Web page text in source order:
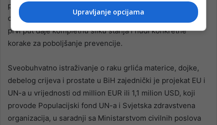
putu ka uspostavljanju organiziranih programa ranog
otkrivanja, a uz finansijsku podršku EU, ovo istraživanje
prvi put daje kompletnu sliku stanja i nudi konkretne
korake za poboljšanje prevencije.
Sveobuhvatno istraživanje o raku grlića materice, dojke,
debelog crijeva i prostate u BiH zajednički je projekat EU i
UN-a u vrijednosti od million EUR ili 1,1 milion USD, koji
provode Populacijski fond UN-a i Svjetska zdravstvena
organizacija, u saradnji sa Ministarstvom civilnih poslova
Upravljanje opcijama